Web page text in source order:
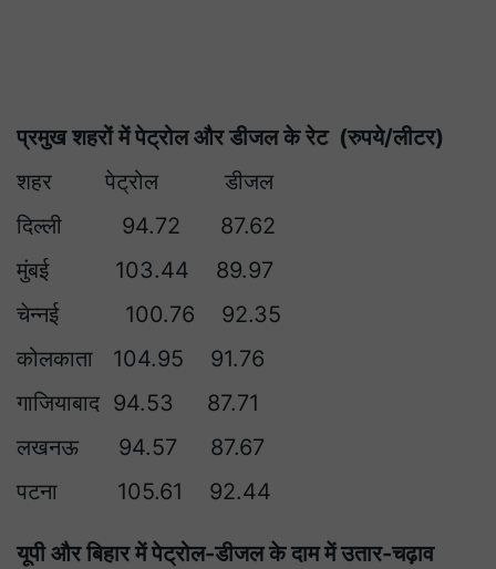
प्रमुख शहरों में पेट्रोल और डीजल के रेट (रुपये/लीटर)
शहर पेट्रोल डीजल
दिल्ली 94.72 87.62
मुंबई 103.44 89.97
चेन्नई 100.76 92.35
कोलकाता 104.95 91.76
गाजियाबाद 94.53 87.71
लखनऊ 94.57 87.67
पटना 105.61 92.44
यूपी और बिहार में पेट्रोल-डीजल के दाम में उतार-चढ़ाव